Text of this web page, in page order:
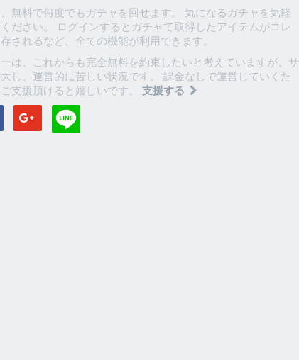
無料で何度でもガチャを回せます。 気になるガチャを気軽
ださい。 ログインするとガチャで取得したアイテムがコレ
されるなど、全ての機能が利用できます。
は、これからも完全無料を約束したいと考えていますが、サ
し、運営的に苦しい状況です。 課金なしで運営していくた
支援頂けると嬉しいです。 支援する